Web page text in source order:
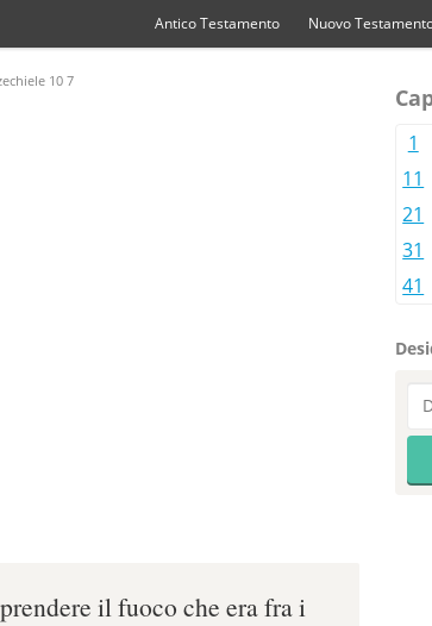
Antico Testamento Nuovo
10 7
il fuoco che era fra i
1
11
21
31
41